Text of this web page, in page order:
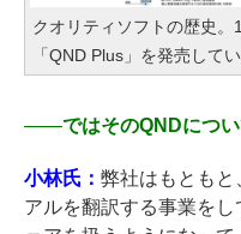
クオリティソフトの歴史
「QND Plus」を発売して
――ではそのQNDにつ
小林氏： 弊社はもともと
アルを翻訳する事業を